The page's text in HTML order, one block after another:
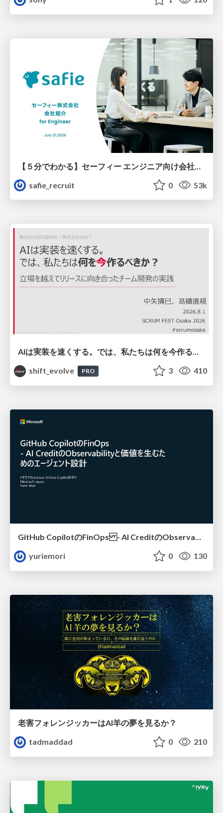
safie_recruit
0 53k
AIは実装を速くする。では、私たちは何を今作るべきか？－立場を越えてリリースに向き合ったチーム開発の実践 / 20260801 Hiromi Nakaya and Naoki Takahashi
shift_evolve
PRO 3 410
GitHub CopilotのFinOps - AI CreditのObservabilityと価値を生むためのエージェント設計
yuriemori
0 130
老害フォレンジッカーはAI羊の夢を見るか？
tadmaddad
0 210